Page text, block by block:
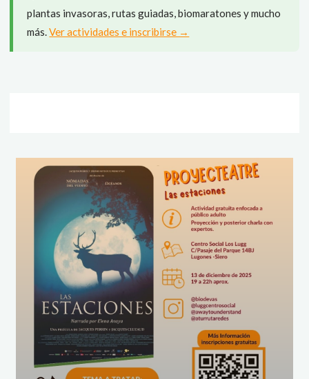
plantas invasoras, rutas guiadas, biomaratones y mucho
más.Ver actividades e inscribirse →